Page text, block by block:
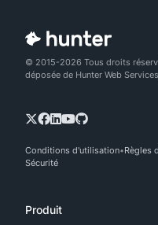
© 2015-2026 Tous droits
déposée de Hunter Web
Conditions d'utilisation Règles
Sécurité
Produit